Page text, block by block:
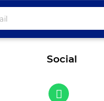
Social